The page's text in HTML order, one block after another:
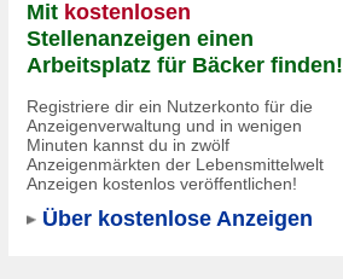
Mit kostenlosen
Stellenanzeigen einen
Arbeitsplatz für Bäcker finden!
Registriere dir ein Nutzerkonto für die
Anzeigenverwaltung und in wenigen
Minuten kannst du in zwölf
Anzeigenmärkten der Lebensmittelwelt
Anzeigen kostenlos veröffentlichen!
Über kostenlose Anzeigen